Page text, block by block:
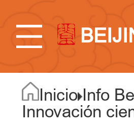
Inicio Info
Innovación